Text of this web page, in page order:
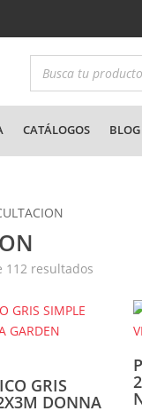
CATÁLOGOS BLOG
112 resultados
últimos
GRIS
DONNA